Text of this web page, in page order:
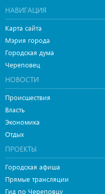
НАВИГАЦИЯ
Карта сайта
Мэрия города
Городская дума
Череповец
НОВОСТИ
Происшествия
Власть
Экономика
Отдых
ПРОЕКТЫ
Городская афиша
Прямые трансляции
Гид по Череповцу